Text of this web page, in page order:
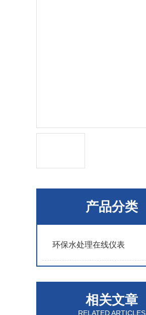
产品分类
环保水处理在线仪表
相关文章
RELATED ARTICLES